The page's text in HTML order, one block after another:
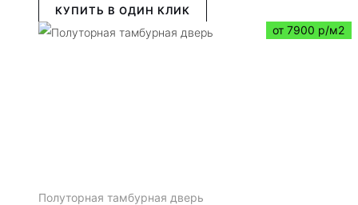
КУПИТЬ В ОДИН КЛИК
от 7900 р/м2
Полуторная тамбурная дверь